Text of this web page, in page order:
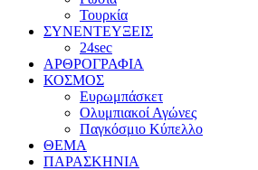
Τουρκία
ΣΥΝΕΝΤΕΥΞΕΙΣ
24sec
ΑΡΘΡΟΓΡΑΦΙΑ
ΚΟΣΜΟΣ
Ευρωμπάσκετ
Ολυμπιακοί Αγώνες
Παγκόσμιο Κύπελλο
ΘΕΜΑ
ΠΑΡΑΣΚΗΝΙΑ